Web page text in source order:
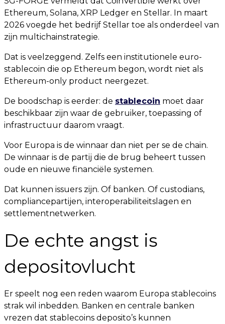
Ethereum, Solana, XRP Ledger en Stellar. In maart
2026 voegde het bedrijf Stellar toe als onderdeel van
zijn multichainstrategie.
Dat is veelzeggend. Zelfs een institutionele euro-
stablecoin die op Ethereum begon, wordt niet als
Ethereum-only product neergezet.
De boodschap is eerder: de stablecoin moet daar
beschikbaar zijn waar de gebruiker, toepassing of
infrastructuur daarom vraagt.
Voor Europa is de winnaar dan niet per se de chain.
De winnaar is de partij die de brug beheert tussen
oude en nieuwe financiële systemen.
Dat kunnen issuers zijn. Of banken. Of custodians,
compliancepartijen, interoperabiliteitslagen en
settlementnetwerken.
De echte angst is
depositovlucht
Er speelt nog een reden waarom Europa stablecoins
strak wil inbedden. Banken en centrale banken
vrezen dat stablecoins deposito’s kunnen